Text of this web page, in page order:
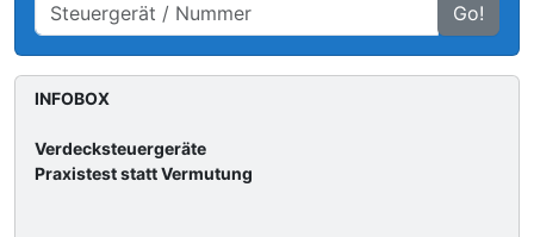
Go!
INFOBOX
Verdecksteuergeräte
Praxistest statt Vermutung